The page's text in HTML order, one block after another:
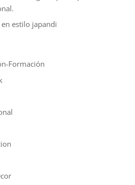
estilo japandi
Formación